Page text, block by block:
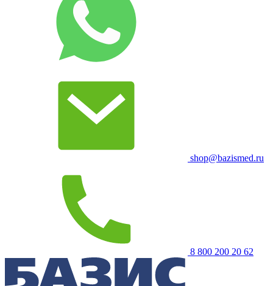
shop@bazismed.ru
8 800 200 20 62